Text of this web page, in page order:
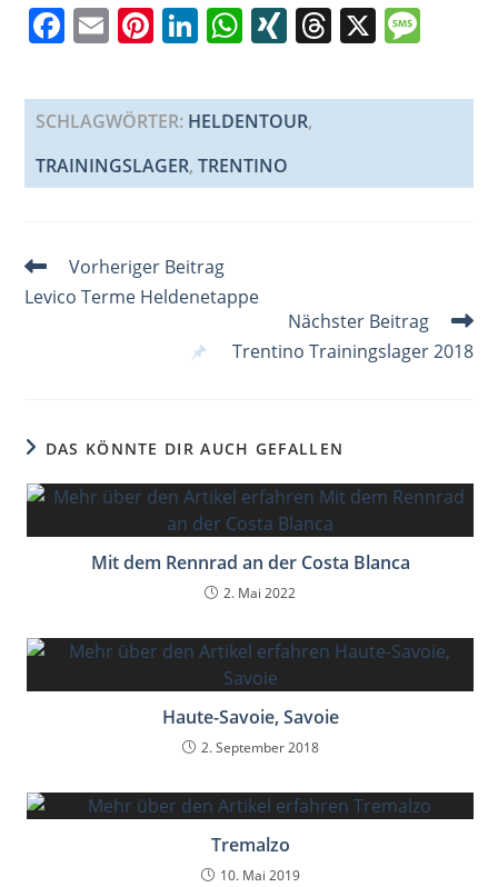
F
c
e
b
o
k
E
ai
l
Pi
er
e
st
Li
k
e
dI
n
W
at
s
A
p
XI
G
T
re
s
X
ss
e
SCHLAGWÖRTER: HELDENTOUR,
TRAININGSLAGER, TRENTINO
Weitere
Artikel
ansehen
Vorheriger Beitrag
Levico Terme Heldenetappe
Nächster Beitrag
Trentino Trainingslager 2018
DAS KÖNNTE DIR AUCH GEFALLEN
Mit dem Rennrad an der Costa Blanca
2. Mai 2022
Haute-Savoie, Savoie
2. September 2018
Tremalzo
10. Mai 2019